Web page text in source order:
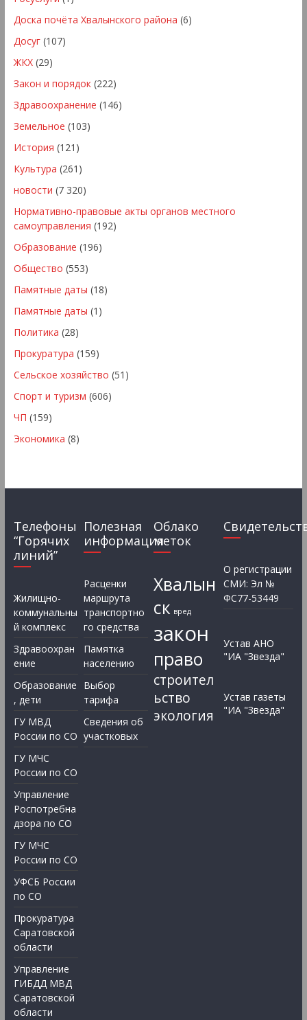
Доска почёта Хвалынского района (6)
Досуг(107)
ЖКХ(29)
Закон и порядок(222)
Здравоохранение (146)
Земельное (103)
История (121)
Культура (261)
новости (7 320)
Нормативно-правовые акты органов местного
самоуправления (192)
Образование (196)
Общество (553)
Памятные даты (18)
Памятные даты (1)
Политика (28)
Прокуратура (159)
Сельское хозяйство (51)
Спорт и туризм (606)
ЧП (159)
Экономика (8)
Телефоны
“Горячих
линий”
Жилищно-
коммунальны
й комплекс
Здравоохран
ение
Образование
, дети
ГУ МВД
России по СО
ГУ МЧС
России по СО
Управление
Роспотребна
дзора по СО
ГУ МЧС
России по СО
УФСБ России
по СО
Прокуратура
Саратовской
области
Управление
ГИБДД МВД
Саратовской
области
Полезная
информация
Расценки
маршрута
транспортно
го средства
Памятка
населению
Выбор
тарифа
Сведения об
участковых
Облако
меток
Хвалын
ск вред
закон
право
строител
ьство
экология
О регистрации
СМИ: Эл №
ФС77-53449
Устав АНО
"ИА "Звезда"
Устав газеты
"ИА "Звезда"